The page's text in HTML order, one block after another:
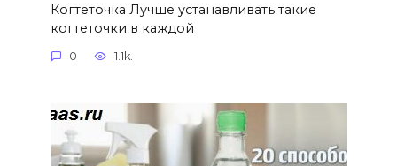
Когтеточка Лучше устанавливать такие
когтеточки в каждой
0 1.1k.